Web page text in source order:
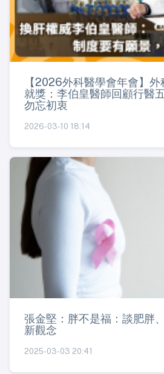
【2026外科醫學會年會】
就獎：李伯皇醫師回顧行醫
勿忘初衷
2026-03-10 18:14
張金堅：胖不是福：談肥胖
新觀念
2025-03-03 20:41